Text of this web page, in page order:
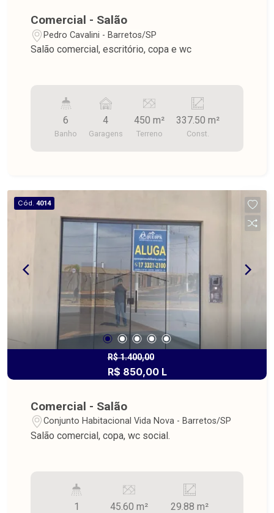
Comercial - Salão
Pedro Cavalini - Barretos/SP
Salão comercial, escritório, copa e wc
6
Banho
4
Garagens
450 m²
Terreno
337.50 m²
Const.
Cód. 4014
R$ 1.400,00
R$ 850,00 L
Comercial - Salão
Conjunto Habitacional Vida Nova - Barretos/SP
Salão comercial, copa, wc social.
1 45.60 m² 29.88 m²